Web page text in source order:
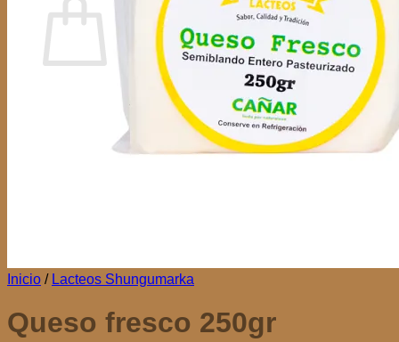
No hay productos en el carrito.
Volver a la tienda
Inicio / Lacteos Shungumarka
Queso fresco 250gr